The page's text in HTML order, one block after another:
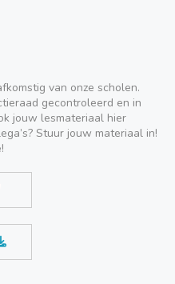
van onze scholen.
gecontroleerd en in
jouw lesmateriaal hier
Stuur jouw materiaal in!